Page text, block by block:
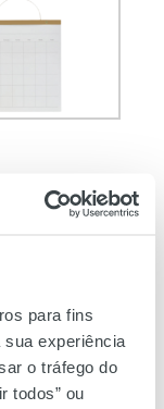
para fins
experiência
o tráfego do
todos” ou
homem,
debicicleta ,
pouco.